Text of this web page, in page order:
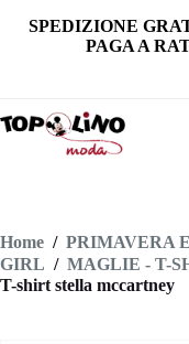
SPEDIZIONE
PAGA A
Home / PRIMAVERA
GIRL / MAGLIE - T-
T-shirt stella mccartney